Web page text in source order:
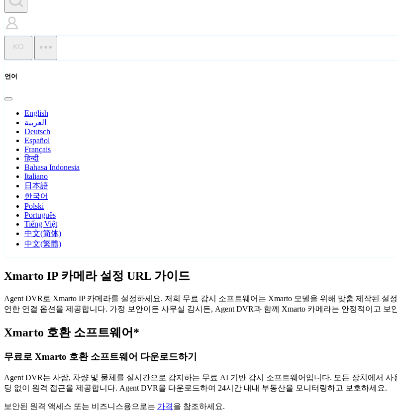
KO
언어
English
العربية
Deutsch
Español
Français
हिन्दी
Bahasa Indonesia
Italiano
日本語
한국어
Polski
Português
Tiếng Việt
中文(简体)
中文(繁體)
Xmarto IP 카메라 설정 URL 가이드
Agent DVR로 Xmarto IP 카메라를 설정하세요. 저희 무료 감시 소프트웨어는 Xmarto 모델을 위해 맞춤 제작된
연한 연결 옵션을 제공합니다. 가정 보안이든 사무실 감시든, Agent DVR과 함께 Xmarto 카메라는 안정적이고 보
Xmarto 호환 소프트웨어*
무료로 Xmarto 호환 소프트웨어 다운로드하기
Agent DVR는 사람, 차량 및 물체를 실시간으로 감지하는 무료 AI 기반 감시 소프트웨어입니다. 모든 장치에서
딩 없이 원격 접근을 제공합니다. Agent DVR을 다운로드하여 24시간 내내 부동산을 모니터링하고 보호하세요.
보안된 원격 액세스 또는 비즈니스용으로는 가격을 참조하세요.